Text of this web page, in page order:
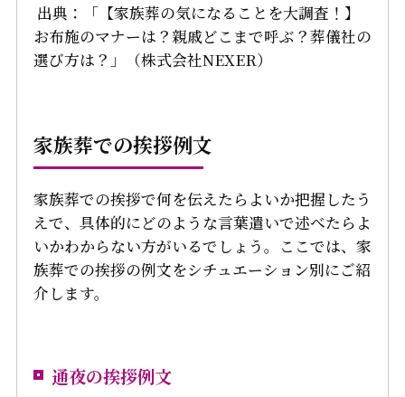
出典：「【家族葬の気になることを大調査！】
お布施のマナーは？親戚どこまで呼ぶ？葬儀社の
選び方は？」（株式会社NEXER）
家族葬での挨拶例文
家族葬での挨拶で何を伝えたらよいか把握したう
えで、具体的にどのような言葉遣いで述べたらよ
いかわからない方がいるでしょう。ここでは、家
族葬での挨拶の例文をシチュエーション別にご紹
介します。
通夜の挨拶例文